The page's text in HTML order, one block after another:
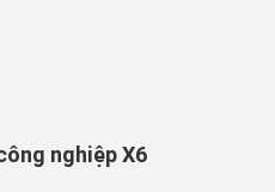
nghiệp X6